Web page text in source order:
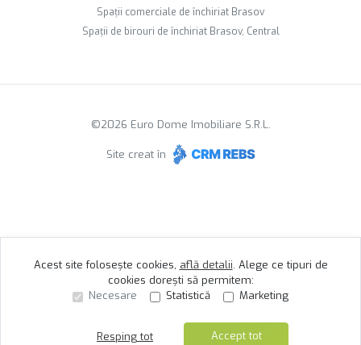
Spații comerciale de închiriat Brasov
Spații de birouri de închiriat Brasov, Central
©2026 Euro Dome Imobiliare S.R.L.
Site creat în
Acest site folosește cookies, află detalii. Alege ce tipuri de
cookies dorești să permitem:
Necesare
Statistică Marketing
Resping tot Accept tot